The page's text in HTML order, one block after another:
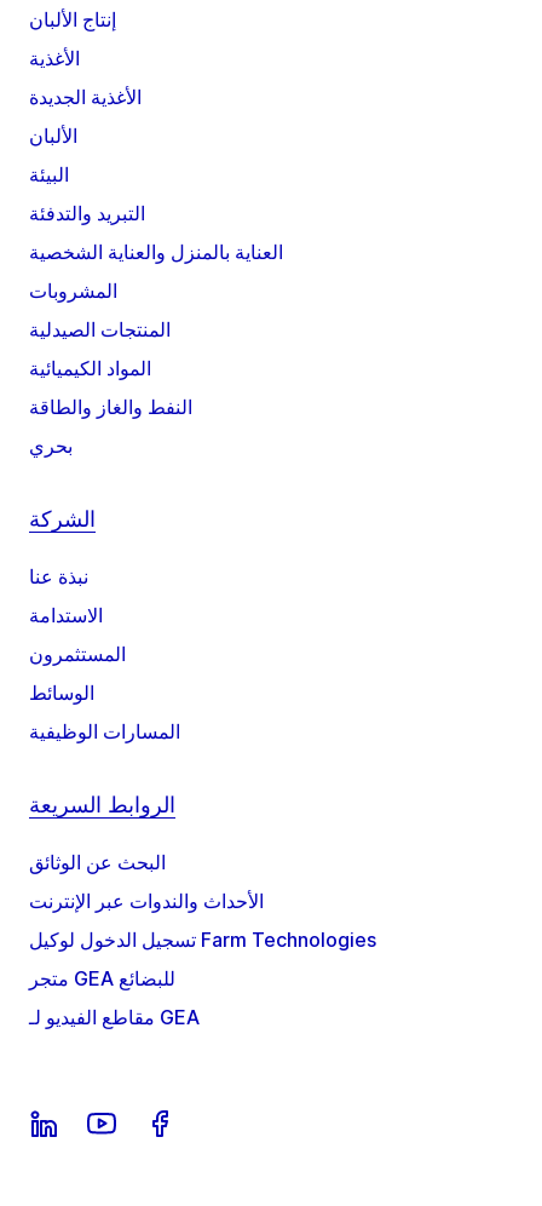
إنتاج الألبان
الأغذية
الأغذية الجديدة
الألبان
البيئة
التبريد والتدفئة
العناية بالمنزل والعناية الشخصية
المشروبات
المنتجات الصيدلية
المواد الكيميائية
النفط والغاز والطاقة
بحري
الشركة
نبذة عنا
الاستدامة
المستثمرون
الوسائط
المسارات الوظيفية
الروابط السريعة
البحث عن الوثائق
الأحداث والندوات عبر الإنترنت
تسجيل الدخول لوكيل Farm Technologies
متجر GEA للبضائع
مقاطع الفيديو لـ GEA